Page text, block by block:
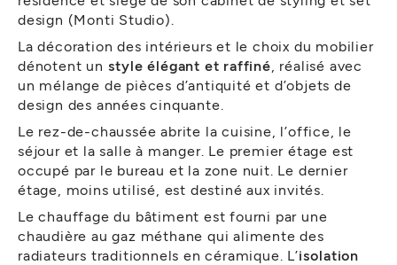
design (Monti Studio).
La décoration des intérieurs et le choix du mobilier
dénotent un style élégant et raffiné , réalisé avec
un mélange de pièces d’antiquité et d’objets de
design des années cinquante.
Le rez-de-chaussée abrite la cuisine, l’office, le
séjour et la salle à manger. Le premier étage est
occupé par le bureau et la zone nuit. Le dernier
étage, moins utilisé, est destiné aux invités.
Le chauffage du bâtiment est fourni par une
chaudière au gaz méthane qui alimente des
radiateurs traditionnels en céramique. L’isolation